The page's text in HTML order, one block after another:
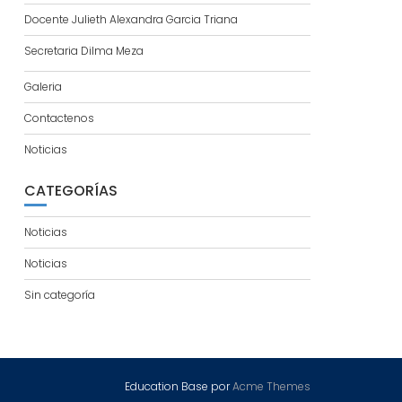
Docente Julieth Alexandra Garcia Triana
Secretaria Dilma Meza
Galeria
Contactenos
Noticias
CATEGORÍAS
Noticias
Noticias
Sin categoría
Education Base porAcme Themes